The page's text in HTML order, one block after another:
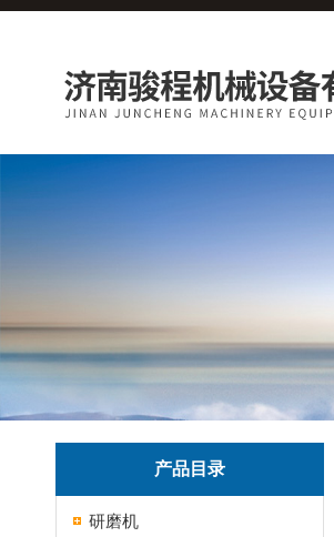
产品目录
研磨机